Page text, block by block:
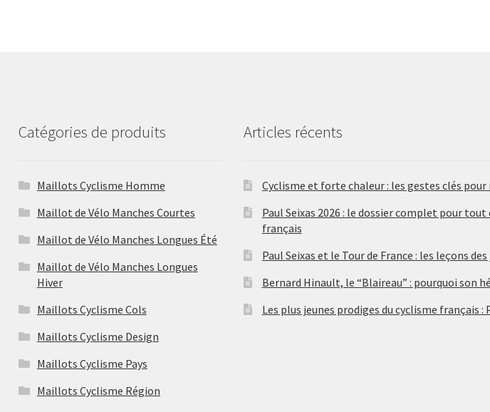
Catégories de produits
Maillots Cyclisme Homme
Maillot de Vélo Manches Courtes
Maillot de Vélo Manches Longues Été
Maillot de Vélo Manches Longues
Hiver
Maillots Cyclisme Cols
Maillots Cyclisme Design
Maillots Cyclisme Pays
Maillots Cyclisme Région
Articles récents
Cyclisme et forte chaleur : les gestes clés
Paul Seixas 2026 : le dossier complet pour
français
Paul Seixas et le Tour de France : les leçons
Bernard Hinault, le “Blaireau” : pourquoi son
Les plus jeunes prodiges du cyclisme français